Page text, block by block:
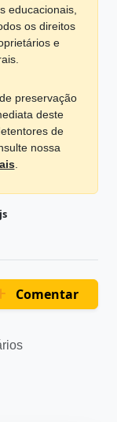
educacionais,
os direitos
e
preservação
deste
de
nossa
.
Comentar